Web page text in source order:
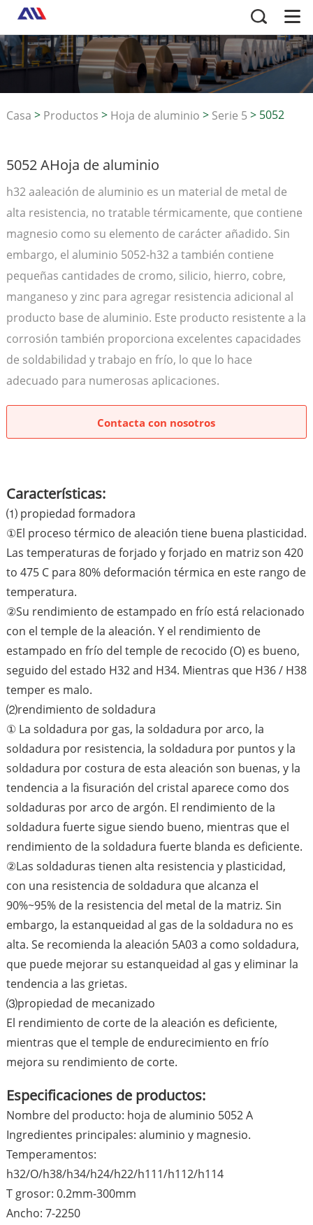
Casa > Productos > Hoja de aluminio > Serie 5>5052
5052 AHoja de aluminio
h32 aaleación de aluminio es un material de metal de
alta resistencia, no tratable térmicamente, que contiene
magnesio como su elemento de carácter añadido. Sin
embargo, el aluminio 5052-h32 a también contiene
pequeñas cantidades de cromo, silicio, hierro, cobre,
manganeso y zinc para agregar resistencia adicional al
producto base de aluminio. Este producto resistente a la
corrosión también proporciona excelentes capacidades
de soldabilidad y trabajo en frío, lo que lo hace
adecuado para numerosas aplicaciones.
Contacta con nosotros
Características:
⑴ propiedad formadora
①El proceso térmico de aleación tiene buena plasticidad.
Las temperaturas de forjado y forjado en matriz son 420
to 475 C para 80% deformación térmica en este rango de
temperatura.
②Su rendimiento de estampado en frío está relacionado
con el temple de la aleación. Y el rendimiento de
estampado en frío del temple de recocido (O) es bueno,
seguido del estado H32 and H34. Mientras que H36 / H38
temper es malo.
⑵rendimiento de soldadura
① La soldadura por gas, la soldadura por arco, la
soldadura por resistencia, la soldadura por puntos y la
soldadura por costura de esta aleación son buenas, y la
tendencia a la fisuración del cristal aparece como dos
soldaduras por arco de argón. El rendimiento de la
soldadura fuerte sigue siendo bueno, mientras que el
rendimiento de la soldadura fuerte blanda es deficiente.
②Las soldaduras tienen alta resistencia y plasticidad,
con una resistencia de soldadura que alcanza el
90%~95% de la resistencia del metal de la matriz. Sin
embargo, la estanqueidad al gas de la soldadura no es
alta. Se recomienda la aleación 5A03 a como soldadura,
que puede mejorar su estanqueidad al gas y eliminar la
tendencia a las grietas.
⑶propiedad de mecanizado
El rendimiento de corte de la aleación es deficiente,
mientras que el temple de endurecimiento en frío
mejora su rendimiento de corte.
Especificaciones de productos:
Nombre del producto: hoja de aluminio 5052 A
Ingredientes principales: aluminio y magnesio.
Temperamentos:
h32/O/h38/h34/h24/h22/h111/h112/h114
T grosor: 0.2mm-300mm
Ancho: 7-2250